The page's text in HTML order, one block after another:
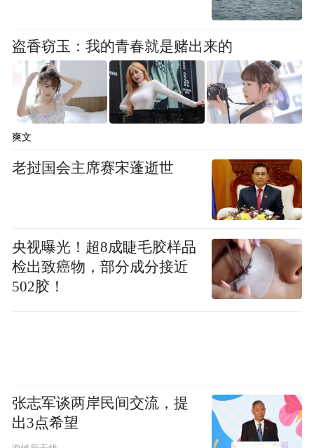
态，只买最需要的，只买最划算的，就算是
成功的消费。
盗香窃玉：我的青春就是赌出来的
爽文
老挝国会主席赛宋蓬逝世
央视曝光！超8成睫毛胶样品
检出致癌物，部分成分接近
502胶！
张志军谈两岸民间交流，提
出3点希望